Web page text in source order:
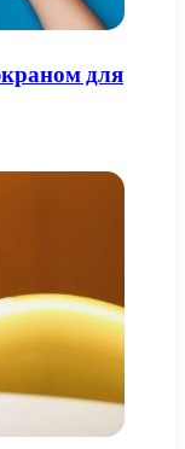
для